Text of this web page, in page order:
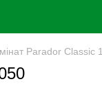
Parador Classic